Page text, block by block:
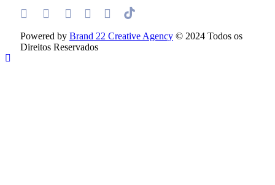
Powered by Brand 22 Creative Agency © 2024 Todos os
Direitos Reservados